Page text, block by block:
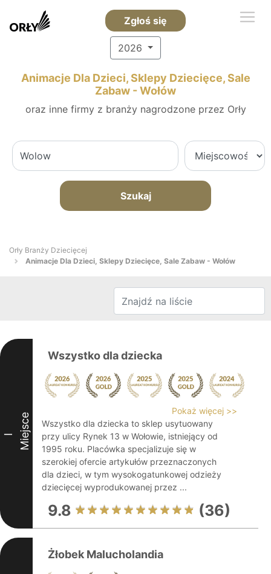
Zgłoś się
2026
Animacje Dla Dzieci, Sklepy Dziecięce, Sale
Zabaw - Wołów
oraz inne firmy z branży nagrodzone przez Orły
Szukaj
Orły Branży Dziecięcej
Animacje Dla Dzieci, Sklepy Dziecięce, Sale Zabaw - Wołów
I Miejsce
Wszystko dla dziecka
Pokaż więcej >>
Wszystko dla dziecka to sklep usytuowany
przy ulicy Rynek 13 w Wołowie, istniejący od
1995 roku. Placówka specjalizuje się w
szerokiej ofercie artykułów przeznaczonych
dla dzieci, w tym wysokogatunkowej odzieży
dziecięcej wyprodukowanej przez ...
9.8 (36)
Żłobek Malucholandia